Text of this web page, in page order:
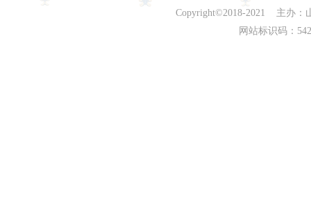
Copyright©2018-2021 主办：
网站标识码：